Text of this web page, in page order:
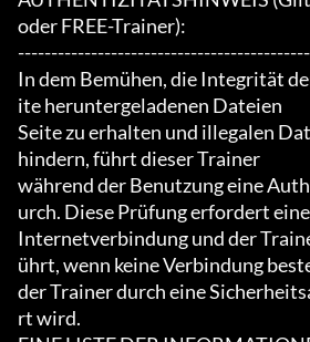
oder FREE-Trainer):
In dem Bemühen, die Integrität
ite heruntergeladenen Dateien
Seite zu erhalten und illegalen
hindern, führt dieser Trainer
während der Benutzung eine
urch. Diese Prüfung erfordert
Internetverbindung und der
ührt, wenn keine Verbindung
der Trainer durch eine
rt wird.